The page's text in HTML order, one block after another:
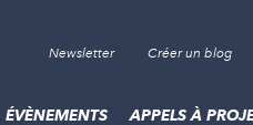
Newsletter Créer un blog
ÉVÈNEMENTS APPELS À